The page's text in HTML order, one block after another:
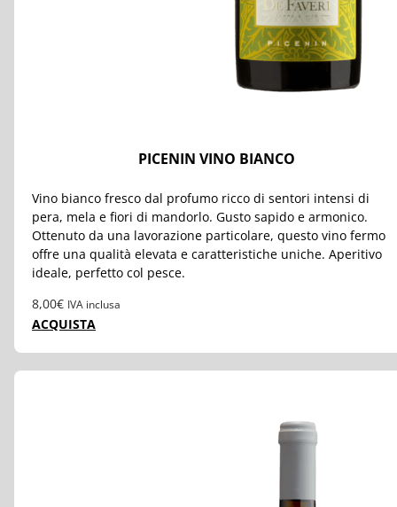
PICENIN VINO BIANCO
Vino bianco fresco dal profumo ricco di sentori intensi di
pera, mela e fiori di mandorlo. Gusto sapido e armonico.
Ottenuto da una lavorazione particolare, questo vino fermo
offre una qualità elevata e caratteristiche uniche. Aperitivo
ideale, perfetto col pesce.
8,00€ IVA inclusa
ACQUISTA